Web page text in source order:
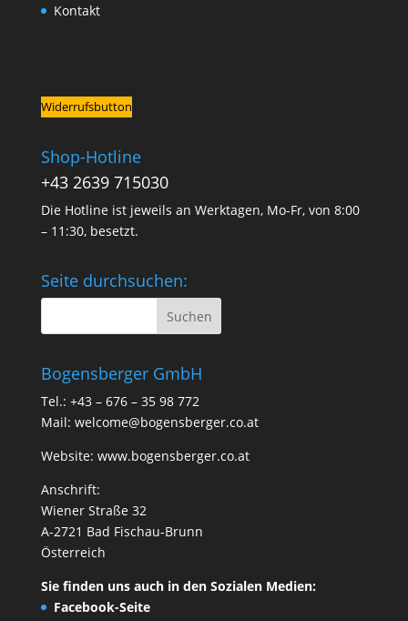
Kontakt
Widerrufsbutton
Shop-Hotline
+43 2639 715030
Die Hotline ist jeweils an Werktagen, Mo-Fr, von 8:00
– 11:30, besetzt.
Seite durchsuchen:
Bogensberger GmbH
Tel.: +43 – 676 – 35 98 772
Mail: welcome@bogensberger.co.at
Website: www.bogensberger.co.at
Anschrift:
Wiener Straße 32
A-2721 Bad Fischau-Brunn
Österreich
Sie finden uns auch in den Sozialen Medien:
Facebook-Seite